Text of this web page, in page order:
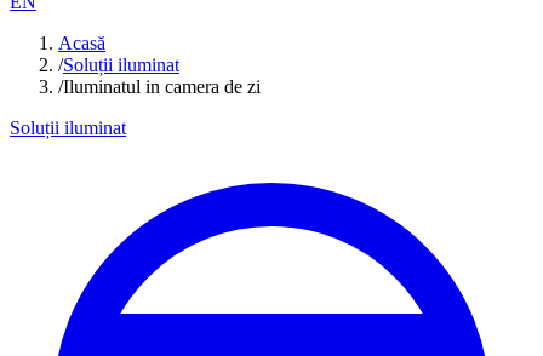
Acasă
/Soluții iluminat
/Iluminatul in camera de zi
Soluții iluminat